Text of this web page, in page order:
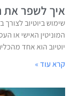
איך לשפר את
שימוש ביוטיוב לצורך
המוניטין האישי או
יוטיוב הוא אחד
קרא עוד »